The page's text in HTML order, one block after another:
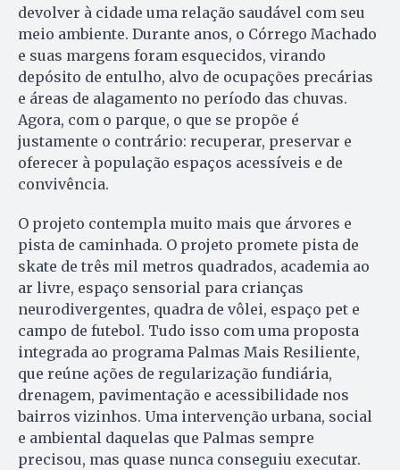
devolver à cidade uma relação saudável com seu
meio ambiente. Durante anos, o Córrego Machado
e suas margens foram esquecidos, virando
depósito de entulho, alvo de ocupações precárias
e áreas de alagamento no período das chuvas.
Agora, com o parque, o que se propõe é
justamente o contrário: recuperar, preservar e
oferecer à população espaços acessíveis e de
convivência.
O projeto contempla muito mais que árvores e
pista de caminhada. O projeto promete pista de
skate de três mil metros quadrados, academia ao
ar livre, espaço sensorial para crianças
neurodivergentes, quadra de vôlei, espaço pet e
campo de futebol. Tudo isso com uma proposta
integrada ao programa Palmas Mais Resiliente,
que reúne ações de regularização fundiária,
drenagem, pavimentação e acessibilidade nos
bairros vizinhos. Uma intervenção urbana, social
e ambiental daquelas que Palmas sempre
precisou, mas quase nunca conseguiu executar.